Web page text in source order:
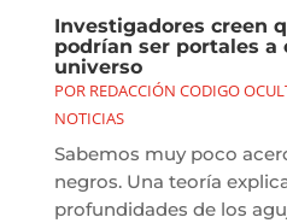
Investigadores creen
podrían ser portales a
universo
POR REDACCIÓN CODIGO
NOTICIAS
Sabemos muy poco
negros. Una teoría
profundidades de los